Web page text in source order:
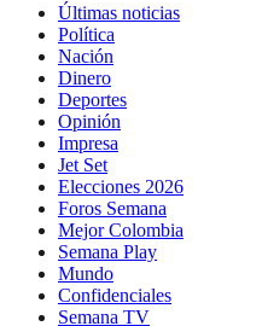
Últimas noticias
Política
Nación
Dinero
Deportes
Opinión
Impresa
Jet Set
Elecciones 2026
Foros Semana
Mejor Colombia
Semana Play
Mundo
Confidenciales
Semana TV